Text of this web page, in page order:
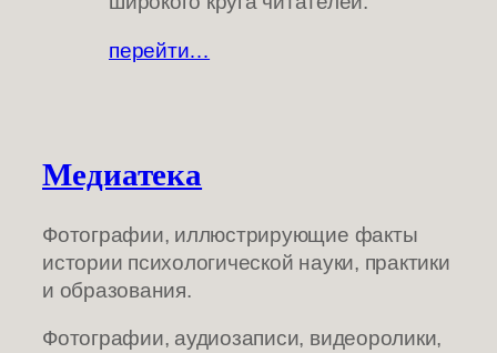
перейти…
Медиатека
Фотографии, иллюстрирующие факты
истории психологической науки, практики
и образования.
Фотографии, аудиозаписи, видеоролики,